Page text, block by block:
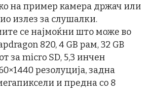
на пример камера држач или
излез за слушалки.
се најмоќни што може во
820, 4 GB рам, 32 GB
за micro SD, 5,3 инчен
резолуција, задна
и предна со 8